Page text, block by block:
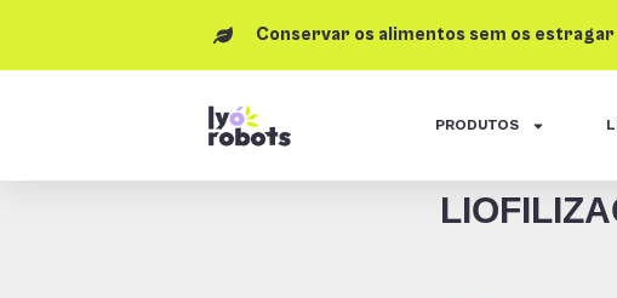
Conservar os alimentos sem os estragar
PRODUTOS